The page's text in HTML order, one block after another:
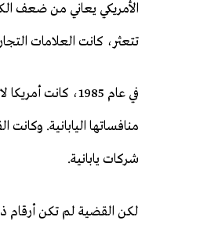
الأمريكي يعاني من ضعف
تتعثر، كانت العلامات
منافساتها اليابانية.
شركات يابانية.